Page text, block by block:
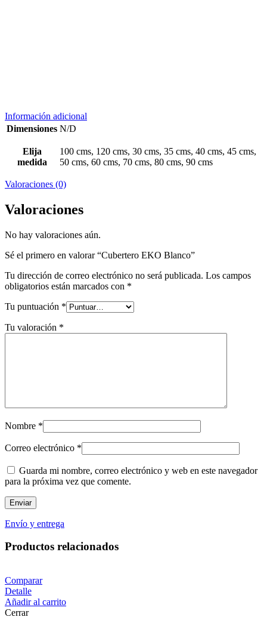
Información adicional
Dimensiones N/D
Elija
medida
100 cms, 120 cms, 30 cms, 35 cms, 40 cms, 45 cms,
50 cms, 60 cms, 70 cms, 80 cms, 90 cms
Valoraciones (0)
Valoraciones
No hay valoraciones aún.
Sé el primero en valorar “Cubertero EKO Blanco”
Tu dirección de correo electrónico no será publicada. Los campos
obligatorios están marcados con *
Tu puntuación *
Tu valoración *
Nombre *
Correo electrónico *
Guarda mi nombre, correo electrónico y web en este navegador
para la próxima vez que comente.
Envío y entrega
Productos relacionados
Comparar
Detalle
Añadir al carrito
Cerrar